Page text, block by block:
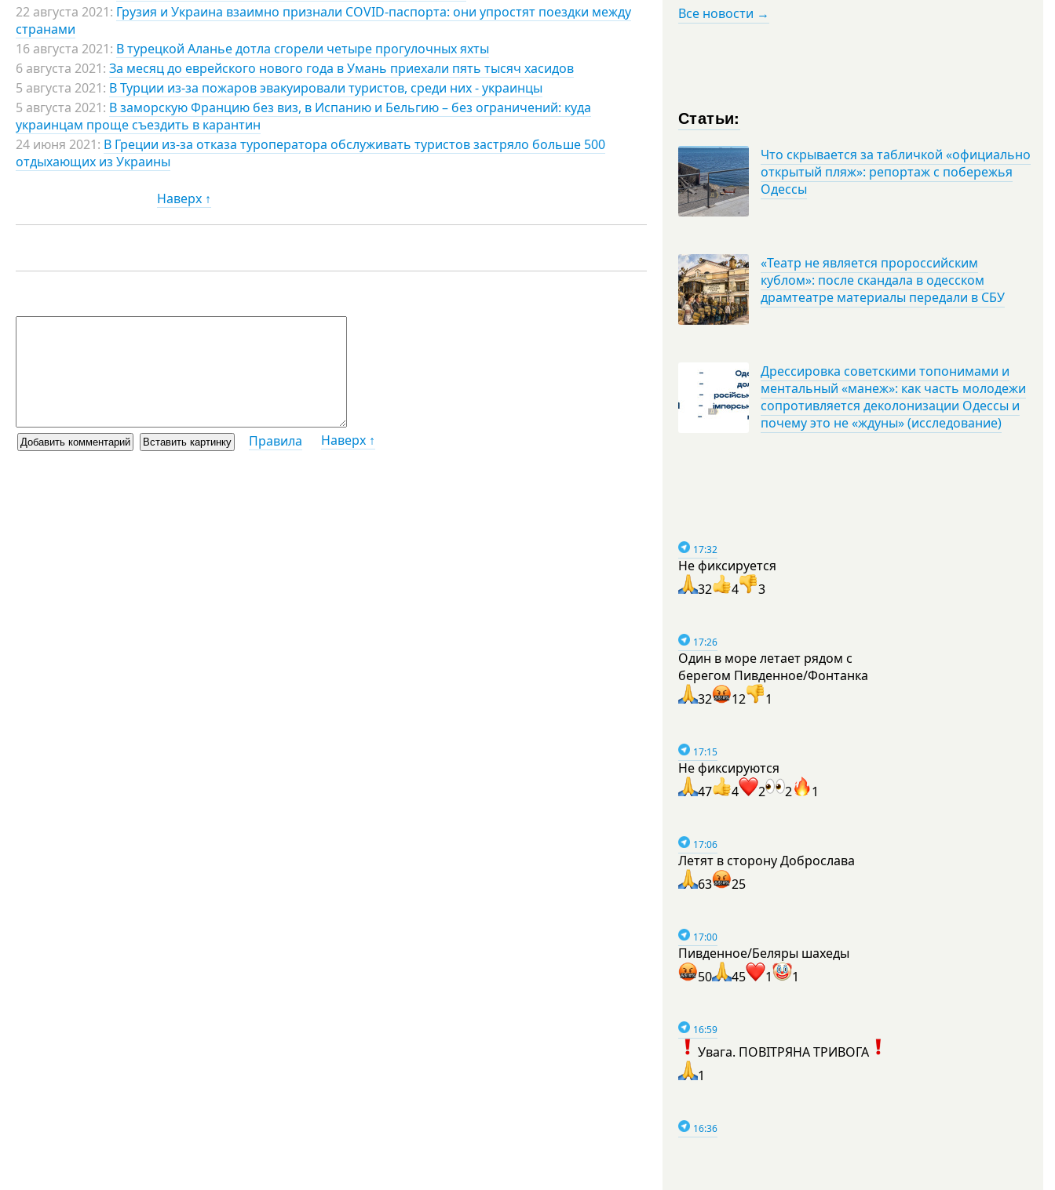
22 августа 2021: Грузия и Украина взаимно признали COVID-паспорта: они упростят поездки между
странами
16 августа 2021: В турецкой Аланье дотла сгорели четыре прогулочных яхты
6 августа 2021: За месяц до еврейского нового года в Умань приехали пять тысяч хасидов
5 августа 2021: В Турции из-за пожаров эвакуировали туристов, среди них - украинцы
5 августа 2021: В заморскую Францию без виз, в Испанию и Бельгию – без ограничений: куда
украинцам проще съездить в карантин
24 июня 2021: В Греции из-за отказа туроператора обслуживать туристов застряло больше 500
отдыхающих из Украины
Наверх ↑
Правила Наверх ↑
Все новости →
Статьи:
Что скрывается за табличкой «официально
открытый пляж»: репортаж с побережья
Одессы
«Театр не является пророссийским
кублом»: после скандала в одесском
драмтеатре материалы передали в СБУ
Дрессировка советскими топонимами и
ментальный «манеж»: как часть молодежи
сопротивляется деколонизации Одессы и
почему это не «ждуны» (исследование)
17:32
Не фиксируется
32
4 3
17:26
Один в море летает рядом с
берегом Пивденное/Фонтанка
32
12 1
17:15
Не фиксируются
47
4 2 2 1
17:06
Летят в сторону Доброслава
63
25
17:00
Пивденное/Беляры шахеды
50
45 1 1
16:59
Увага. ПОВІТРЯНА ТРИВОГА
1
16:36